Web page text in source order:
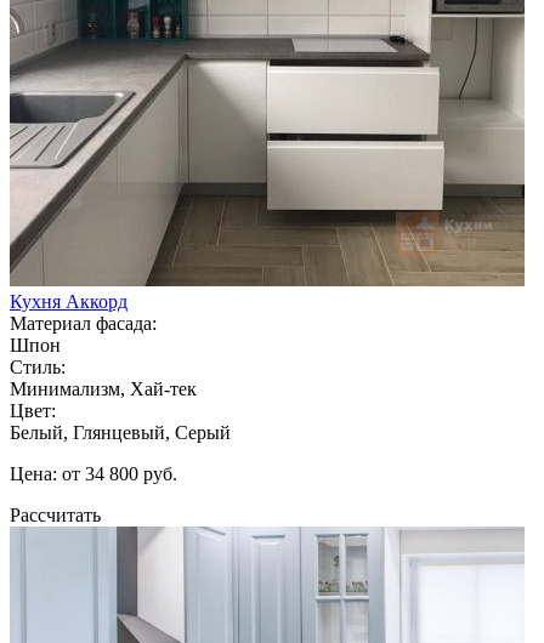
Кухня Аккорд
Материал фасада:
Шпон
Стиль:
Минимализм, Хай-тек
Цвет:
Белый, Глянцевый, Серый
Цена: от 34 800 руб.
Рассчитать